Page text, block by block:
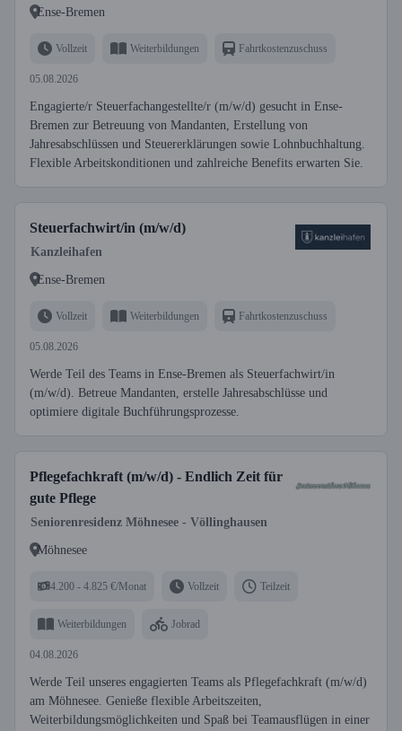
Ense-Bremen
Vollzeit Weiterbildungen Fahrtkostenzuschuss
05.08.2026
Engagierte/r Steuerfachangestellte/r (m/w/d) gesucht in Ense-
Bremen zur Betreuung von Mandanten, Erstellung von
Jahresabschlüssen und Steuererklärungen sowie Lohnbuchhaltung.
Flexible Arbeitskonditionen und zahlreiche Benefits erwarten Sie.
Steuerfachwirt/in (m/w/d)
Kanzleihafen
Ense-Bremen
Vollzeit Weiterbildungen Fahrtkostenzuschuss
05.08.2026
Werde Teil des Teams in Ense-Bremen als Steuerfachwirt/in
(m/w/d). Betreue Mandanten, erstelle Jahresabschlüsse und
optimiere digitale Buchführungsprozesse.
Pflegefachkraft (m/w/d) - Endlich Zeit für
gute Pflege
Seniorenresidenz Möhnesee - Völlinghausen
Möhnesee
4.200 - 4.825 €/Monat Vollzeit Teilzeit
Weiterbildungen Jobrad
04.08.2026
Werde Teil unseres engagierten Teams als Pflegefachkraft (m/w/d)
am Möhnesee. Genieße flexible Arbeitszeiten,
Weiterbildungsmöglichkeiten und Spaß bei Teamausflügen in einer